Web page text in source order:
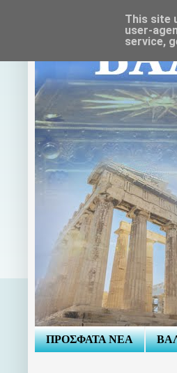
ΠΡΟΣΦΑΤΑ ΝΕΑ
This site
user-
service,